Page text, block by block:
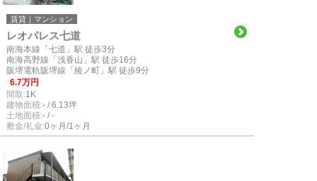
賃貸｜マンション
レオパレス七道
南海本線「七道」駅 徒歩3分
南海高野線「浅香山」駅 徒歩16分
阪堺電軌阪堺線「綾ノ町」駅 徒歩9分
6.7万円
間取:1K
建物面積:- / 6.13坪
土地面積:- / -
敷金/礼金:0ヶ月/1ヶ月